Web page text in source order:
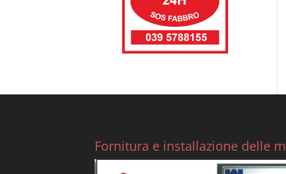
Fornitura e installazione delle